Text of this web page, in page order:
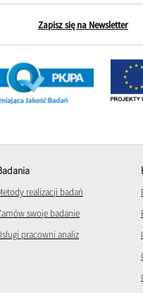
Zapisz się na Newsletter
realizacji badań
swoje badanie
pracowni analiz